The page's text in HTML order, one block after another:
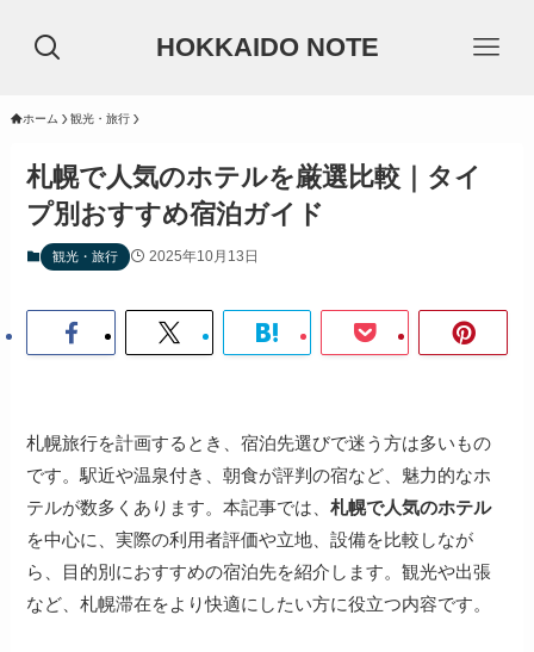
HOKKAIDO NOTE
ホーム 観光・旅行
札幌で人気のホテルを厳選比較｜タイ
プ別おすすめ宿泊ガイド
観光・旅行 2025年10月13日
札幌旅行を計画するとき、宿泊先選びで迷う方は多いもの
です。駅近や温泉付き、朝食が評判の宿など、魅力的なホ
テルが数多くあります。本記事では、札幌で人気のホテル
を中心に、実際の利用者評価や立地、設備を比較しなが
ら、目的別におすすめの宿泊先を紹介します。観光や出張
など、札幌滞在をより快適にしたい方に役立つ内容です。